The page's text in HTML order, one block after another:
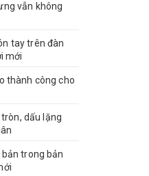
vẫn không
tay trên đàn
mới
thành công cho
dấu lặng
trong bản